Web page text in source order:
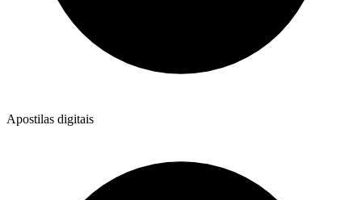
Apostilas digitais